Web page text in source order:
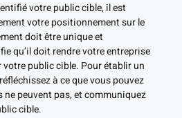
votre public cible, il est
votre positionnement sur le
doit être unique et
qu’il doit rendre votre entreprise
public cible. Pour établir un
à ce que vous pouvez
peuvent pas, et communiquez
cible.